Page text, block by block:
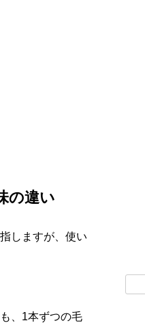
の違い
しますが、使い
、1本ずつの毛